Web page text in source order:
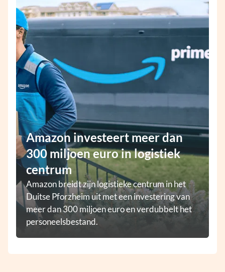
Amazon investeert meer dan
300 miljoen euro in logistiek
centrum
Amazon breidt zijn logistieke centrum in het
Duitse Pforzheim uit met een investering van
meer dan 300 miljoen euro en verdubbelt het
personeelsbestand.